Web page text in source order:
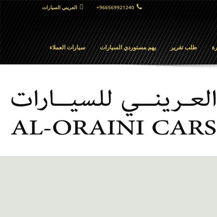
العريني السيارات +966569921240
سيارات العملاء يهم مستوردي السيارات طلب تقرير